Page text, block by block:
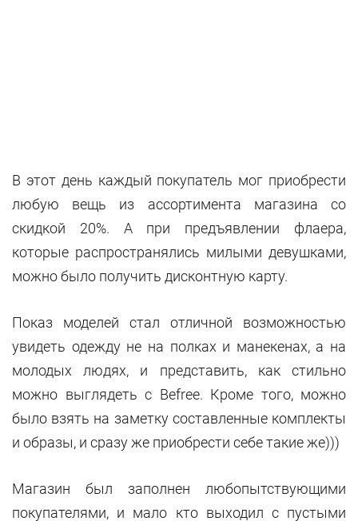
В этот день каждый покупатель мог приобрести
любую вещь из ассортимента магазина со
скидкой 20%. А при предъявлении флаера,
которые распространялись милыми девушками,
можно было получить дисконтную карту.
Показ моделей стал отличной возможностью
увидеть одежду не на полках и манекенах, а на
молодых людях, и представить, как стильно
можно выглядеть с Befree. Кроме того, можно
было взять на заметку составленные комплекты
и образы, и сразу же приобрести себе такие же)))
Магазин был заполнен любопытствующими
покупателями, и мало кто выходил с пустыми